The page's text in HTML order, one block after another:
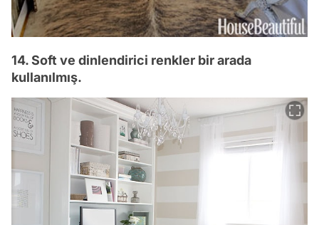
14. Soft ve dinlendirici renkler bir arada
kullanılmış.